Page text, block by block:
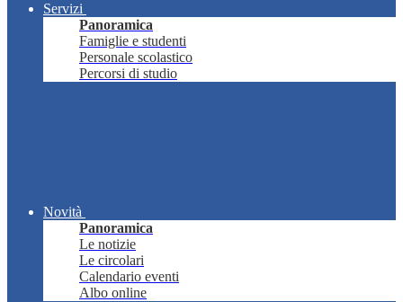
Servizi
Panoramica
Famiglie e studenti
Personale scolastico
Percorsi di studio
Novità
Panoramica
Le notizie
Le circolari
Calendario eventi
Albo online